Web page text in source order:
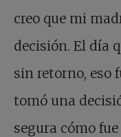
creo que mi
decisión. El día
sin retorno, eso
tomó una
segura cómo